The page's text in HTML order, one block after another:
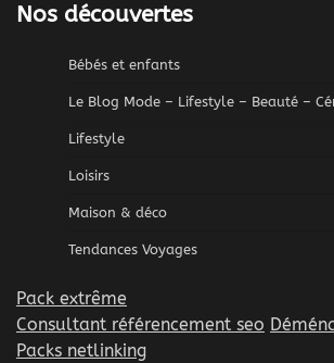
Nos découvertes
Bébés et enfants
Le Blog Mode – Lifestyle – Beauté –
Lifestyle
Loisirs
Maison & déco
Tendances Voyages
Pack extrême
Consultant référencement seo
Packs netlinking